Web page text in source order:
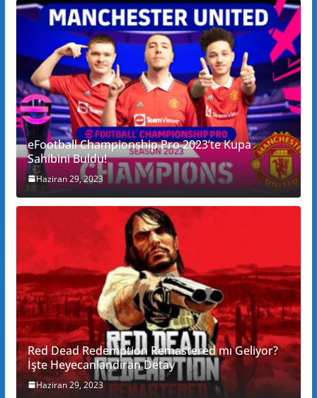
eFootball Championship Pro 2023’te Kupa
Sahibini Buldu!
Haziran 29, 2023
Red Dead Redemption Remastered mı Geliyor?
İşte Heyecanlandıran Detay
Haziran 29, 2023